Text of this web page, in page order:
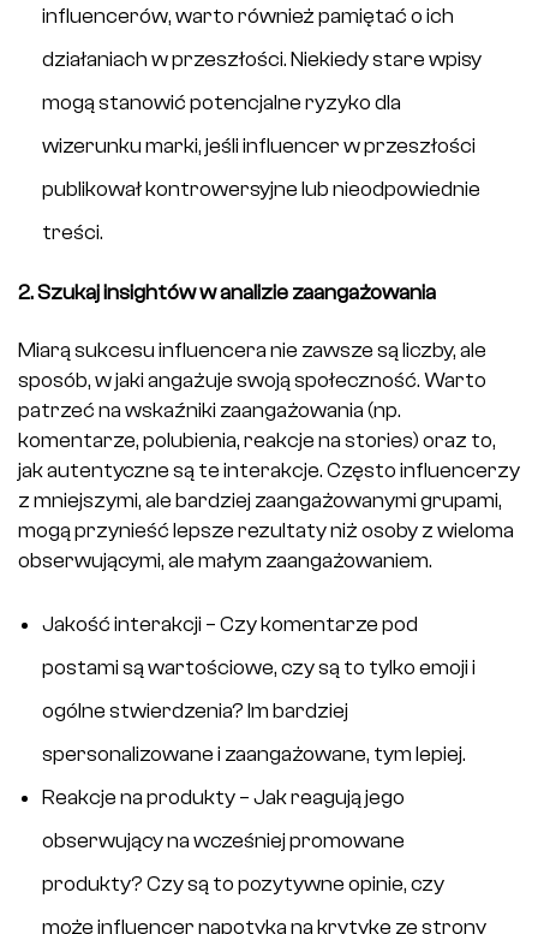
influencerów, warto również pamiętać o ich
działaniach w przeszłości. Niekiedy stare wpisy
mogą stanowić potencjalne ryzyko dla
wizerunku marki, jeśli influencer w przeszłości
publikował kontrowersyjne lub nieodpowiednie
treści.
2. Szukaj insightów w analizie zaangażowania
Miarą sukcesu influencera nie zawsze są liczby, ale
sposób, w jaki angażuje swoją społeczność. Warto
patrzeć na wskaźniki zaangażowania (np.
komentarze, polubienia, reakcje na stories) oraz to,
jak autentyczne są te interakcje. Często influencerzy
z mniejszymi, ale bardziej zaangażowanymi grupami,
mogą przynieść lepsze rezultaty niż osoby z wieloma
obserwującymi, ale małym zaangażowaniem.
Jakość interakcji – Czy komentarze pod
postami są wartościowe, czy są to tylko emoji i
ogólne stwierdzenia? Im bardziej
spersonalizowane i zaangażowane, tym lepiej.
Reakcje na produkty – Jak reagują jego
obserwujący na wcześniej promowane
produkty? Czy są to pozytywne opinie, czy
może influencer napotyka na krytykę ze strony